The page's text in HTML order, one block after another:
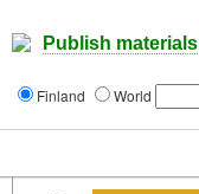
Publish materials
Finland World